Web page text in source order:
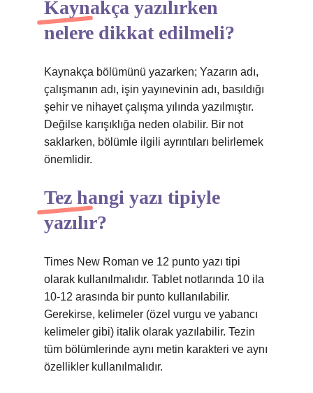
Kaynakça yazılırken
nelere dikkat edilmeli?
Kaynakça bölümünü yazarken; Yazarın adı,
çalışmanın adı, işin yayınevinin adı, basıldığı
şehir ve nihayet çalışma yılında yazılmıştır.
Değilse karışıklığa neden olabilir. Bir not
saklarken, bölümle ilgili ayrıntıları belirlemek
önemlidir.
Tez hangi yazı tipiyle
yazılır?
Times New Roman ve 12 punto yazı tipi
olarak kullanılmalıdır. Tablet notlarında 10 ila
10-12 arasında bir punto kullanılabilir.
Gerekirse, kelimeler (özel vurgu ve yabancı
kelimeler gibi) italik olarak yazılabilir. Tezin
tüm bölümlerinde aynı metin karakteri ve aynı
özellikler kullanılmalıdır.